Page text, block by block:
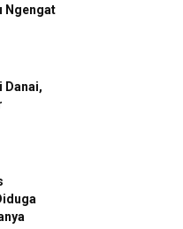
Ngengat
Danai,